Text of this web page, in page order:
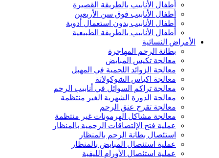
أطفال الأنابيب بالطريقة القصيرة
أطفال الأنابيب فوق سن الأربعين
أطفال الأنابيب بدون استعمال أدوية
أطفال الأنابيب بالطريقة الطبيعية
الأمراض النسائية
بطانة الرحم المهاجرة
معالجة تكيس المبايض
معالجة الزوائد اللحمية في المهبل
معالجة اكياس الشوكولاتة
معالجة تراكم السوائل في أنابيب الرحم
معالجة الدورة الشهرية الغير منتظمة
معالجة تقرح عنق الرحم
معالجة مشاكل الهرمونات غير منتظمة
عملية فتح الإلتصاقات الرحمية بالمنظار
استئصال بطانة الرحم بالمنظار
عملية استئصال المبايض بالمنظار
عملية استئصال الأورام الليفية